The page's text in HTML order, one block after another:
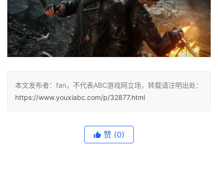
本文发布者：fan，不代表ABC游戏网立场，转载请注明出处：
https://www.youxiabc.com/p/32877.html
赞 (0)